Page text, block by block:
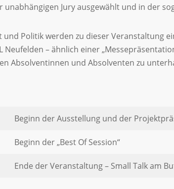
Jury ausgewählt und in der
Politik werden zu dieser Veranstaltung
Neufelden – ähnlich einer
Absolventinnen und Absolventen zu
Beginn der Ausstellung und der
Beginn der „Best Of Session“
Ende der Veranstaltung – Small Talk am